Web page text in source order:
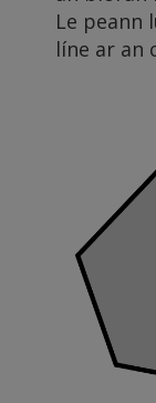
Le peann
líne ar an